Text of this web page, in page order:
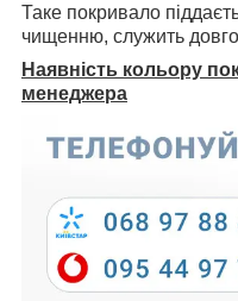
Таке покривало
чищенню, служить довго
Наявність кольору
менеджера